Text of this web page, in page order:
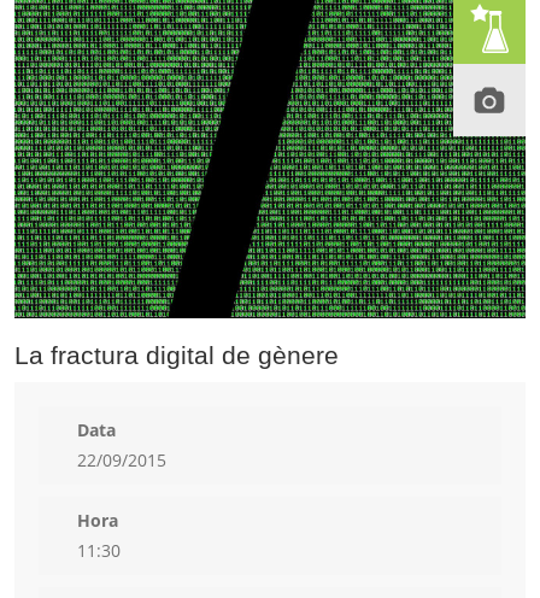
La fractura digital de gènere
Data
22/09/2015
Hora
11:30